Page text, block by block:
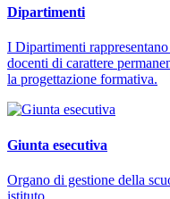
Dipartimenti
I Dipartimenti
docenti di carattere
la progettazione formativa.
Giunta esecutiva
Organo di gestione della
istituto